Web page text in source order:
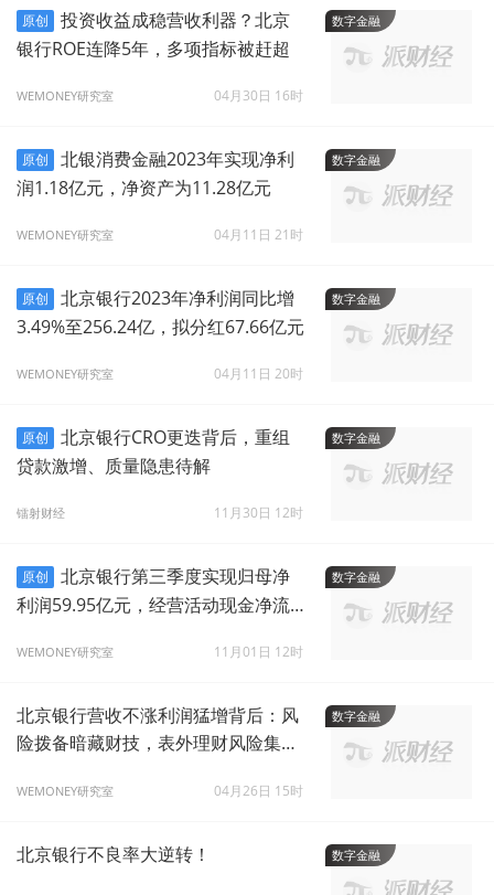
数字金融
原创
投资收益成稳营收利器？北京
银行ROE连降5年，多项指标被赶超
WEMONEY研究室 04月30日 16时
数字金融
原创
北银消费金融2023年实现净利
润1.18亿元，净资产为11.28亿元
WEMONEY研究室 04月11日 21时
数字金融
原创
北京银行2023年净利润同比增
3.49%至256.24亿，拟分红67.66亿元
WEMONEY研究室 04月11日 20时
数字金融
原创
北京银行CRO更迭背后，重组
贷款激增、质量隐患待解
镭射财经 11月30日 12时
数字金融
原创
北京银行第三季度实现归母净
利润59.95亿元，经营活动现金净流
WEMONEY研究室 11月01日 12时
数字金融
北京银行营收不涨利润猛增背后：风
险拨备暗藏财技，表外理财风险集中
WEMONEY研究室 04月26日 15时
数字金融
北京银行不良率大逆转！